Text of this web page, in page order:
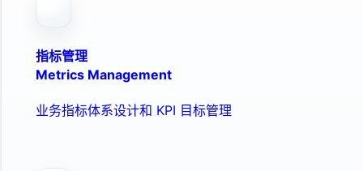
指标管理
Metrics Management
业务指标体系设计和 KPI 目标管理